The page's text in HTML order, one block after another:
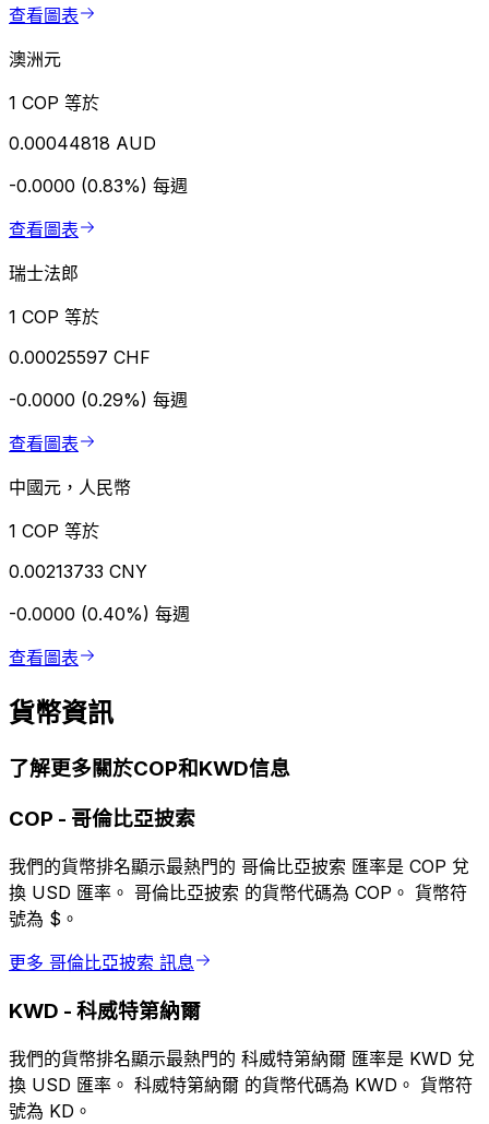
查看圖表
澳洲元
1 COP 等於
0.00044818 AUD
-0.0000 (0.83%) 每週
查看圖表
瑞士法郎
1 COP 等於
0.00025597 CHF
-0.0000 (0.29%) 每週
查看圖表
中國元，人民幣
1 COP 等於
0.00213733 CNY
-0.0000 (0.40%) 每週
查看圖表
貨幣資訊
了解更多關於COP和KWD信息
COP - 哥倫比亞披索
我們的貨幣排名顯示最熱門的 哥倫比亞披索 匯率是 COP 兌
換 USD 匯率。 哥倫比亞披索 的貨幣代碼為 COP。 貨幣符
號為 $。
更多 哥倫比亞披索 訊息
KWD - 科威特第納爾
我們的貨幣排名顯示最熱門的 科威特第納爾 匯率是 KWD 兌
換 USD 匯率。 科威特第納爾 的貨幣代碼為 KWD。 貨幣符
號為 KD。